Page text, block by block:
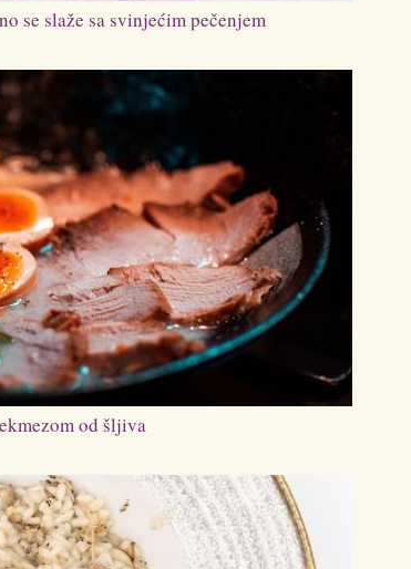
se slaže sa svinjećim pečenjem
od šljiva